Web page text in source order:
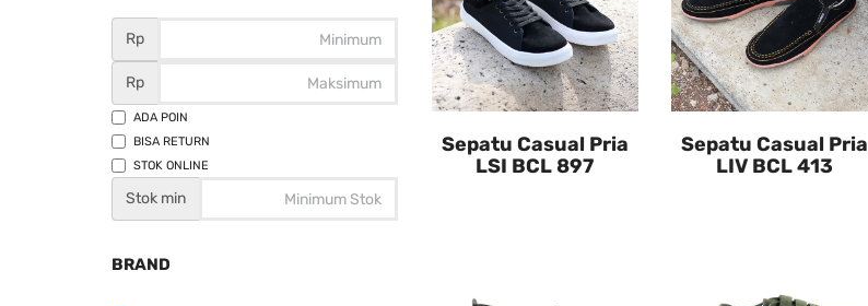
Rp
Rp
ADA POIN
BISA RETURN
STOK ONLINE
Stok min
BRAND
Sepatu Casual Pria
LSI BCL 897
Sepatu Casual Pria
LIV BCL 413